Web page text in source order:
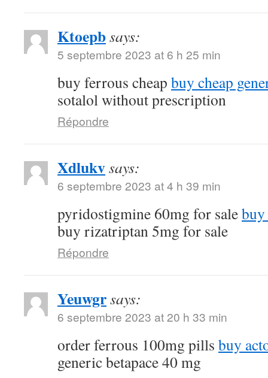
Ktoepbsays:
5 septembre 2023 at 6 h 25 min
buy ferrous cheap buy cheap
sotalol without prescription
Répondre
Xdlukvsays:
6 septembre 2023 at 4 h 39 min
pyridostigmine 60mg for sale
buy rizatriptan 5mg for sale
Répondre
Yeuwgrsays:
6 septembre 2023 at 20 h 33 min
order ferrous 100mg pills buy
generic betapace 40 mg